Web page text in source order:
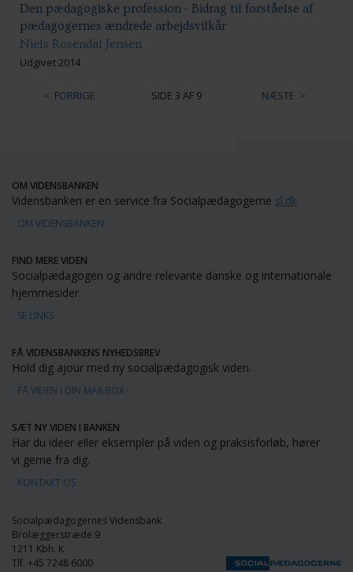
Den pædagogiske profession - Bidrag til forståelse af
pædagogernes ændrede arbejdsvilkår
Niels Rosendal Jensen
Udgivet 2014
FORRIGE SIDE 3 AF 9 NÆSTE
OM VIDENSBANKEN
Vidensbanken er en service fra Socialpædagogerne sl.dk
OM VIDENSBANKEN
FIND MERE VIDEN
Socialpædagogen og andre relevante danske og internationale
hjemmesider.
SE LINKS
FÅ VIDENSBANKENS NYHEDSBREV
Hold dig ajour med ny socialpædagogisk viden.
FÅ VIDEN I DIN MAILBOX
SÆT NY VIDEN I BANKEN
Har du ideer eller eksempler på viden og praksisforløb, hører
vi gerne fra dig.
KONTAKT OS
Socialpædagogernes Vidensbank
Brolæggerstræde 9
1211 Kbh. K
Tlf. +45 7248 6000